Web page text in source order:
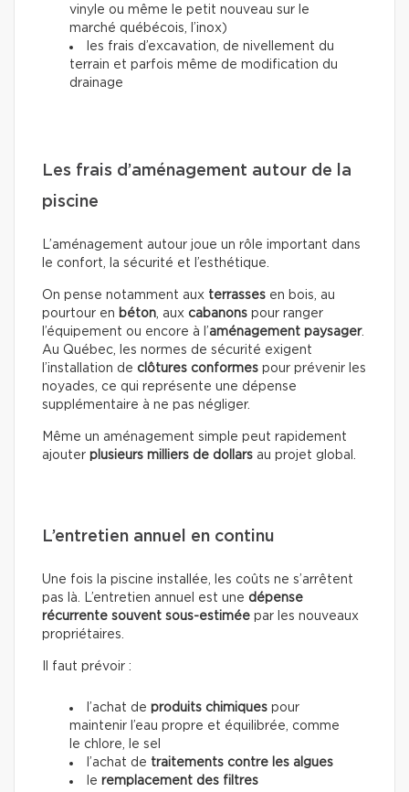
vinyle ou même le petit nouveau sur le
marché québécois, l’inox)
les frais d’excavation, de nivellement du
terrain et parfois même de modification du
drainage
Les frais d’aménagement autour de la
piscine
L’aménagement autour joue un rôle important dans
le confort, la sécurité et l’esthétique.
On pense notamment aux terrasses en bois, au
pourtour en béton, aux cabanons pour ranger
l’équipement ou encore à l’aménagement paysager.
Au Québec, les normes de sécurité exigent
l’installation de clôtures conformes pour prévenir les
noyades, ce qui représente une dépense
supplémentaire à ne pas négliger.
Même un aménagement simple peut rapidement
ajouter plusieurs milliers de dollars au projet global.
L’entretien annuel en continu
Une fois la piscine installée, les coûts ne s’arrêtent
pas là. L’entretien annuel est une dépense
récurrente souvent sous-estimée par les nouveaux
propriétaires.
Il faut prévoir :
l’achat de produits chimiques pour
maintenir l’eau propre et équilibrée, comme
le chlore, le sel
l’achat de traitements contre les algues
le remplacement des filtres